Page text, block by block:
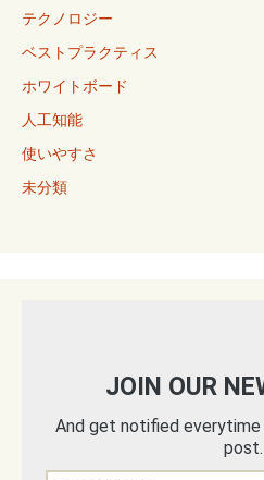
テクノロジー
ベストプラクティス
ホワイトボード
人工知能
使いやすさ
未分類
JOIN OUR
And get notified everytime
post.